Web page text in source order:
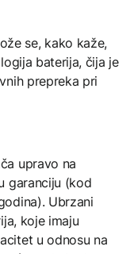
se, kako kaže,
baterija, čija je
prepreka pri
upravo na
garanciju (kod
Ubrzani
koje imaju
u odnosu na